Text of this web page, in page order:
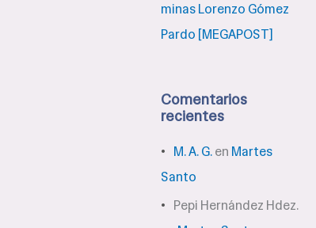
minas Lorenzo Gómez
Pardo [MEGAPOST]
Comentarios
recientes
M. A. G.en Martes
Santo
Pepi Hernández Hdez.